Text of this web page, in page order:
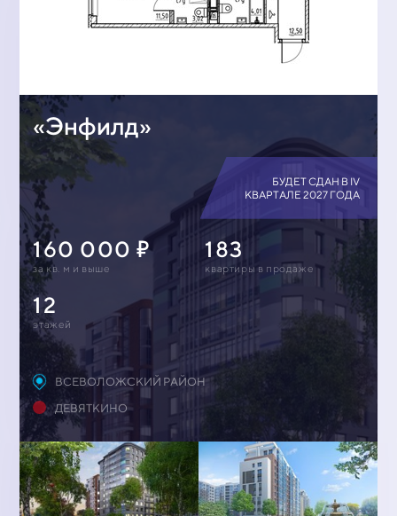
«Энфилд»
БУДЕТ СДАН В IV
КВАРТАЛЕ 2027 ГОДА
160 000
за кв. м и выше
183
квартиры в продаже
12
этажей
ВСЕВОЛОЖСКИЙ РАЙОН
ДЕВЯТКИНО